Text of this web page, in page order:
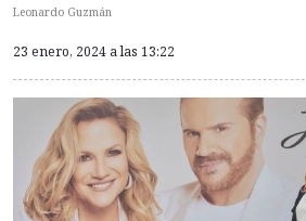
Leonardo Guzmán
23 enero, 2024 a las 13:22